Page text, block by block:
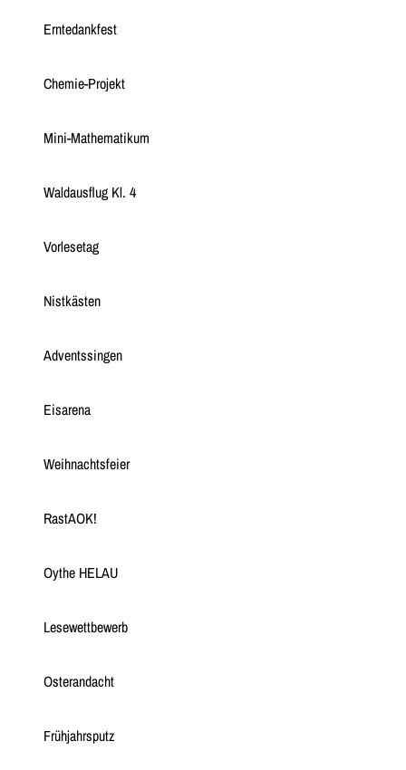
Erntedankfest
Chemie-Projekt
Mini-Mathematikum
Waldausflug Kl. 4
Vorlesetag
Nistkästen
Adventssingen
Eisarena
Weihnachtsfeier
RastAOK!
Oythe HELAU
Lesewettbewerb
Osterandacht
Frühjahrsputz